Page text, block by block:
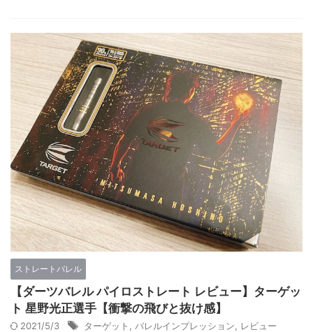
ストレートバレル
【ダーツバレル パイロストレート レビュー】ターゲッ
ト 星野光正選手【衝撃の飛びと抜け感】
2021/5/3 ターゲット バレルインプレッション レビュー